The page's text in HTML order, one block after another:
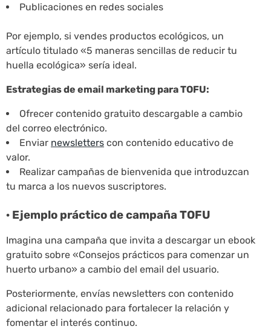
Publicaciones en redes sociales
Por ejemplo, si vendes productos ecológicos, un
artículo titulado «5 maneras sencillas de reducir tu
huella ecológica» sería ideal.
Estrategias de email marketing para TOFU:
Ofrecer contenido gratuito descargable a cambio
del correo electrónico.
Enviar newsletters con contenido educativo de
valor.
Realizar campañas de bienvenida que introduzcan
tu marca a los nuevos suscriptores.
· Ejemplo práctico de campaña TOFU
Imagina una campaña que invita a descargar un ebook
gratuito sobre «Consejos prácticos para comenzar un
huerto urbano» a cambio del email del usuario.
Posteriormente, envías newsletters con contenido
adicional relacionado para fortalecer la relación y
fomentar el interés continuo.